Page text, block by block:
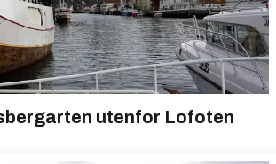
utenfor Lofoten